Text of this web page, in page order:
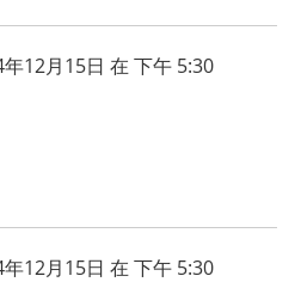
12月15日 在 下午 5:30
12月15日 在 下午 5:30